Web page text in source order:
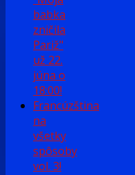
babka
zničila
Pariž"
už 22.
júna o
18:00!
Francúzština
na
všetky
spôsoby
vol. 3!